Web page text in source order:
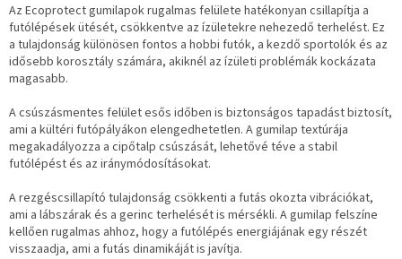
Az Ecoprotect gumilapok rugalmas felülete hatékonyan csillapítja a
futólépések ütését, csökkentve az ízületekre nehezedő terhelést. Ez
a tulajdonság különösen fontos a hobbi futók, a kezdő sportolók és az
idősebb korosztály számára, akiknél az ízületi problémák kockázata
magasabb.
A csúszásmentes felület esős időben is biztonságos tapadást biztosít,
ami a kültéri futópályákon elengedhetetlen. A gumilap textúrája
megakadályozza a cipőtalp csúszását, lehetővé téve a stabil
futólépést és az iránymódosításokat.
A rezgéscsillapító tulajdonság csökkenti a futás okozta vibrációkat,
ami a lábszárak és a gerinc terhelését is mérsékli. A gumilap felszíne
kellően rugalmas ahhoz, hogy a futólépés energiájának egy részét
visszaadja, ami a futás dinamikáját is javítja.